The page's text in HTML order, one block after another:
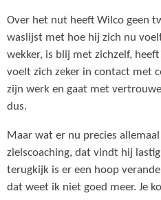
Over het nut heeft Wilco geen
waslijst met hoe hij zich nu
wekker, is blij met zichzelf,
voelt zich zeker in contact met
zijn werk en gaat met
dus.
Maar wat er nu precies
zielscoaching, dat vindt hij
terugkijk is er een hoop
dat weet ik niet goed meer. Je